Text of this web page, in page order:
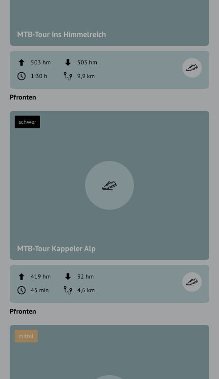
MTB-Tour ins Himmelreich
503 hm
503 hm
1:30 h
9,9 km
Pfronten
MTB-Tour Kappeler Alp
schwer
419 hm
32 hm
45 min
4,6 km
Pfronten
mittel